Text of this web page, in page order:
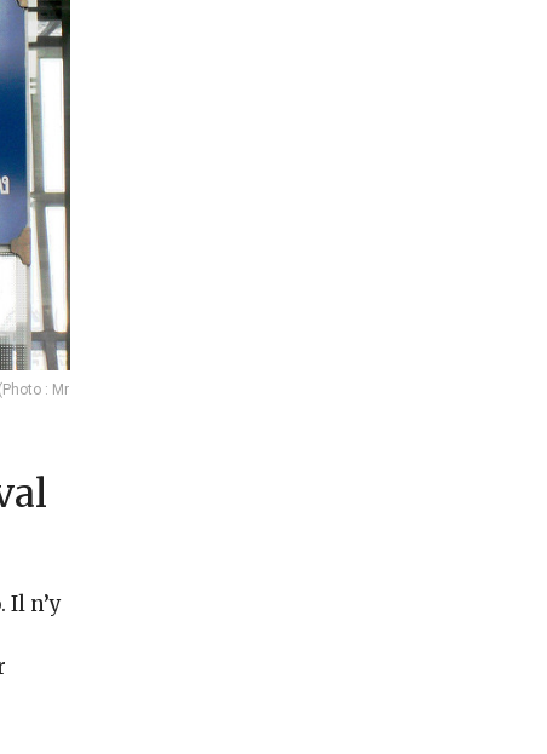
: Mr
Il n’y